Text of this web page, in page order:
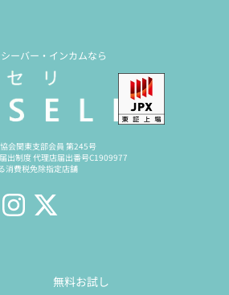
ーバー・インカムなら
会関東支部会員 第245号
出制度 代理店届出番号C1909977
消費税免除指定店舗
無料お試し